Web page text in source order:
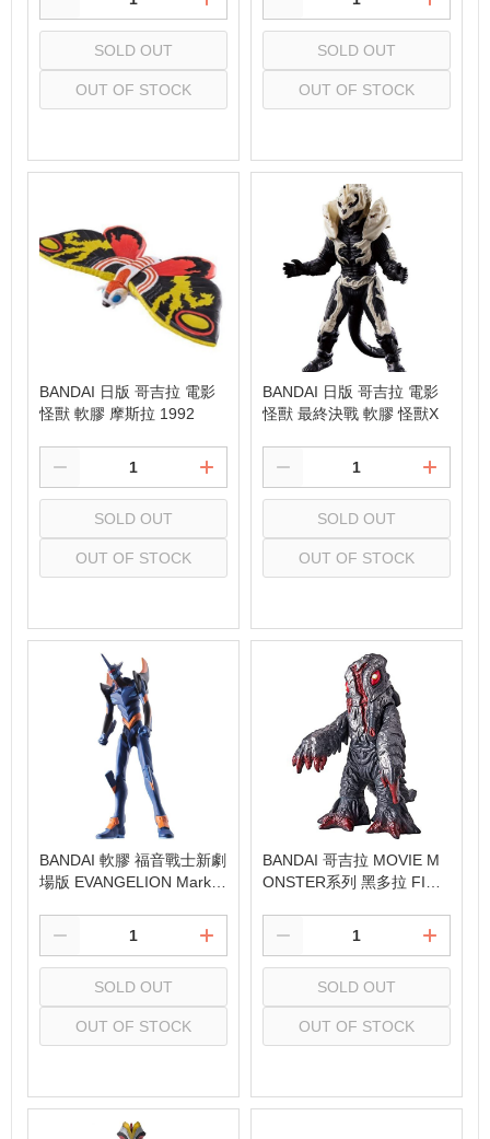
SOLD OUT
OUT OF STOCK
SOLD OUT
OUT OF STOCK
BANDAI 日版 哥吉拉 電影
怪獸 軟膠 摩斯拉 1992
SOLD OUT
OUT OF STOCK
BANDAI 日版 哥吉拉 電影
怪獸 最終決戰 軟膠 怪獸X
SOLD OUT
OUT OF STOCK
BANDAI 軟膠 福音戰士新劇
場版 EVANGELION Mark.0
SOLD OUT
OUT OF STOCK
BANDAI 哥吉拉 MOVIE M
ONSTER系列 黑多拉 FINA
SOLD OUT
OUT OF STOCK